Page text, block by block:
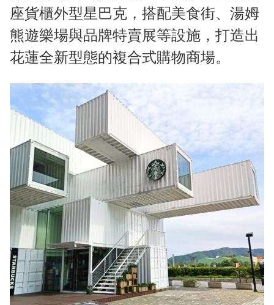
座貨櫃外型星巴克，搭配美食街、湯姆
熊遊樂場與品牌特賣展等設施，打造出
花蓮全新型態的複合式購物商場。